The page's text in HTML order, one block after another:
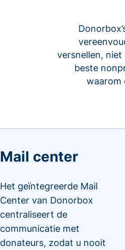
versnellen,
beste
waarom
Mail center
Het geïntegreerde Mail
Center van Donorbox
centraliseert de
communicatie met
donateurs, zodat u nooit